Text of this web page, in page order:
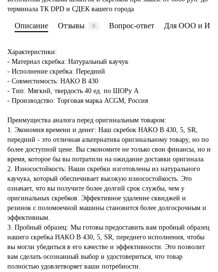
терминала ТК DPD и СДЕК вашего города
Описание Отзывы 0 Вопрос-ответ Для ООО и ИП
Характеристики:
- Материал скребка: Натуральный каучук
- Исполнение скребка: Передний
- Совместимость: HAKO В 430
- Тип: Мягкий, твердость 40 ед. по ШОРу А
- Производство: Торговая марка ACGM, Россия
Преимущества аналога перед оригинальным товаром:
1. Экономия времени и денег: Наш скребок HAKO В 430, 5, SR,
передний - это отличная альтернатива оригинальному товару, но по
более доступной цене. Вы сэкономите не только свои финансы, но и
время, которое бы вы потратили на ожидание доставки оригинала.
2. Износостойкость: Наши скребки изготовлены из натурального
каучука, который обеспечивает высокую износостойкость. Это
означает, что вы получите более долгий срок службы, чем у
оригинальных скребков. Эффективное удаление сквиджей и
резинок с поломоечной машины становится более долгосрочным и
эффективным.
3. Пробный образец: Мы готовы предоставить вам пробный образец
нашего скребка HAKO В 430, 5, SR, переднего исполнения, чтобы
вы могли убедиться в его качестве и эффективности. Это позволит
вам сделать осознанный выбор и удостовериться, что товар
полностью удовлетворяет ваши потребности.